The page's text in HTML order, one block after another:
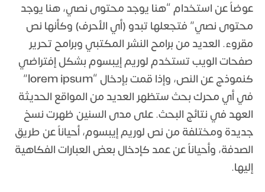
عوضاً عن استخدام “هنا يوجد محتوى نصي، هنا يوجد
محتوى نصي” فتجعلها تبدو (أي الأحرف) وكأنها نص
مقروء. العديد من برامح النشر المكتبي وبرامح تحرير
صفحات الويب تستخدم لوريم إيبسوم بشكل إفتراضي
كنموذج عن النص، وإذا قمت بإدخال “lorem ipsum”
في أي محرك بحث ستظهر العديد من المواقع الحديثة
العهد في نتائج البحث. على مدى السنين ظهرت نسخ
جديدة ومختلفة من نص لوريم إيبسوم، أحياناً عن طريق
الصدفة، وأحياناً عن عمد كإدخال بعض العبارات الفكاهية
إليها.